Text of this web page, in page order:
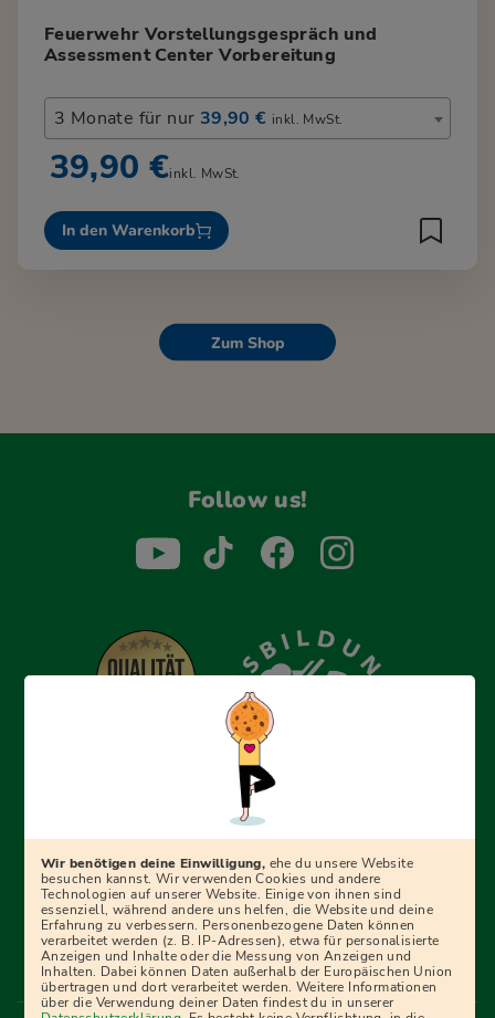
Feuerwehr Vorstellungsgespräch und
Assessment Center Vorbereitung
3 Monate für nur 39,90 € inkl. MwSt.
39,90 €inkl. MwSt.
In den Warenkorb
Zum Shop
Follow us!
Erfolgreich bewerben mit Ausbildungspark: Wir
begleiten dich Schritt für Schritt bei deinem Start in den
Beruf oder ins Studium – mit smarten E-Learning-Tools,
Ratgebern und Prüfungspaketen, interaktiven
Videokursen und vielem mehr. Für alle, die was werden
wollen!
Menü Fußleiste
Wir benötigen deine Einwilligung, ehe du unsere Website
besuchen kannst. Wir verwenden Cookies und andere
Technologien auf unserer Website. Einige von ihnen sind
essenziell, während andere uns helfen, die Website und deine
Erfahrung zu verbessern. Personenbezogene Daten können
verarbeitet werden (z. B. IP-Adressen), etwa für personalisierte
Anzeigen und Inhalte oder die Messung von Anzeigen und
Inhalten. Dabei können Daten außerhalb der Europäischen Union
übertragen und dort verarbeitet werden. Weitere Informationen
über die Verwendung deiner Daten findest du in unserer